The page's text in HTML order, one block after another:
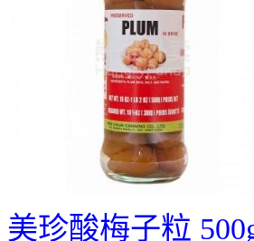
美珍酸梅子粒